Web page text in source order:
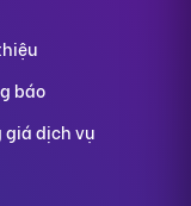
báo
giá dịch vụ